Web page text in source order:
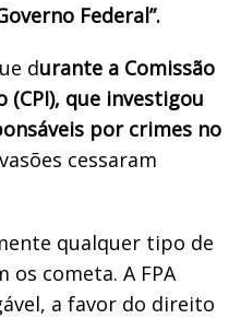
Federal”.
durante a Comissão
que investigou
por crimes no
cessaram
qualquer tipo de
cometa. A FPA
a favor do direito